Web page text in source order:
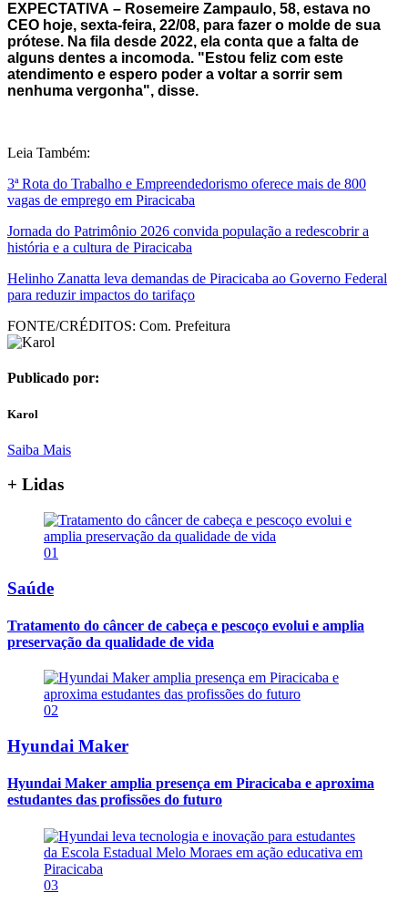
EXPECTATIVA – Rosemeire Zampaulo, 58, estava no
CEO hoje, sexta-feira, 22/08, para fazer o molde de sua
prótese. Na fila desde 2022, ela conta que a falta de
alguns dentes a incomoda. "Estou feliz com este
atendimento e espero poder a voltar a sorrir sem
nenhuma vergonha", disse.
Leia Também:
3ª Rota do Trabalho e Empreendedorismo oferece mais de 800
vagas de emprego em Piracicaba
Jornada do Patrimônio 2026 convida população a redescobrir a
história e a cultura de Piracicaba
Helinho Zanatta leva demandas de Piracicaba ao Governo Federal
para reduzir impactos do tarifaço
FONTE/CRÉDITOS: Com. Prefeitura
Publicado por:
Karol
Saiba Mais
+ Lidas
01
Saúde
Tratamento do câncer de cabeça e pescoço evolui e amplia
preservação da qualidade de vida
02
Hyundai Maker
Hyundai Maker amplia presença em Piracicaba e aproxima
estudantes das profissões do futuro
03